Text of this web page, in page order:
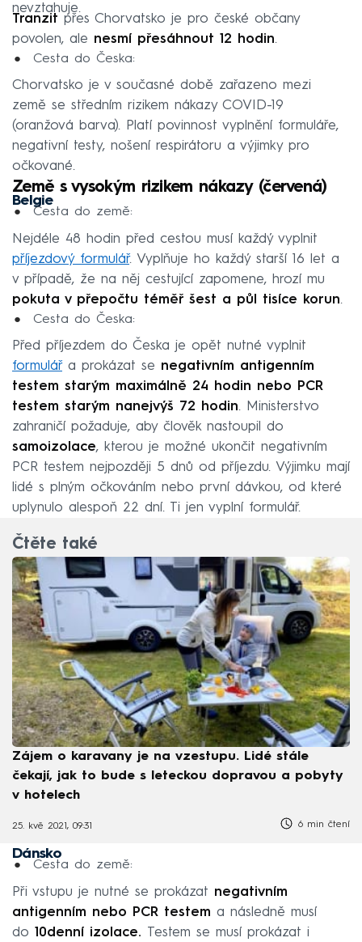
nevztahuje.
Tranzit přes Chorvatsko je pro české občany
povolen, ale nesmí přesáhnout 12 hodin.
Cesta do Česka:
Chorvatsko je v současné době zařazeno mezi
země se středním rizikem nákazy COVID-19
(oranžová barva). Platí povinnost vyplnění formuláře,
negativní testy, nošení respirátoru a výjimky pro
očkované.
Země s vysokým rizikem nákazy (červená)
Belgie
Cesta do země:
Nejdéle 48 hodin před cestou musí každý vyplnit
příjezdový formulář. Vyplňuje ho každý starší 16 let a
v případě, že na něj cestující zapomene, hrozí mu
pokuta v přepočtu téměř šest a půl tisíce korun.
Cesta do Česka:
Před příjezdem do Česka je opět nutné vyplnit
formulářa prokázat se negativním antigenním
testem starým maximálně 24 hodin nebo PCR
testem starým nanejvýš 72 hodin. Ministerstvo
zahraničí požaduje, aby člověk nastoupil do
samoizolace, kterou je možné ukončit negativním
PCR testem nejpozději 5 dnů od příjezdu. Výjimku mají
lidé s plným očkováním nebo první dávkou, od které
uplynulo alespoň 22 dní. Ti jen vyplní formulář.
Čtěte také
Zájem o karavany je na vzestupu. Lidé stále
čekají, jak to bude s leteckou dopravou a pobyty
v hotelech
25. kvě 2021, 09:31 6 min čtení
Dánsko
Cesta do země:
Při vstupu je nutné se prokázat negativním
antigenním nebo PCR testem a následně musí
do 10denní izolace. Testem se musí prokázat i